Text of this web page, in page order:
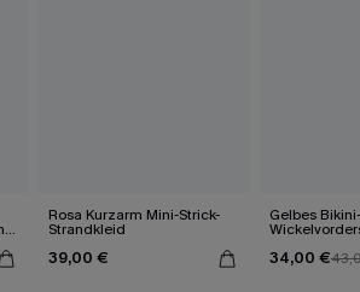
Rosa Kurzarm Mini-Strick-
Strandkleid
39,00 €
Gelbes
34,00 €